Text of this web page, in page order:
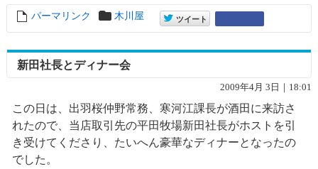
entry5094
パーマリンク 木川屋 entry5094
ツイート
新田社長とディナー会
2009年4月 3日｜18:01
この日は、出羽桜仲野常務、寒河江課長が酒田に来訪さ
れたので、当店取引先の平田牧場新田社長がホストを引
き受けてくださり、たいへん豪華なディナーとなったの
でした。